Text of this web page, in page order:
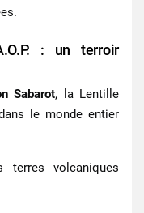
: un terroir
Sabarot, la Lentille
le monde entier
terres volcaniques